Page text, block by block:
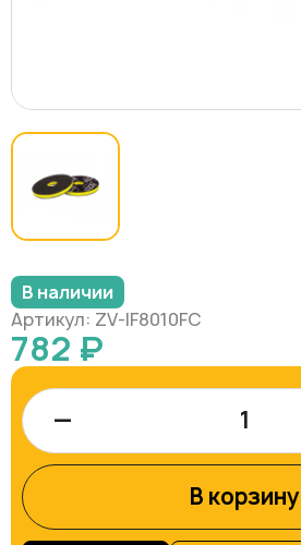
В наличии
Артикул: ZV-IF8010FC
782 ₽
–
В корзину